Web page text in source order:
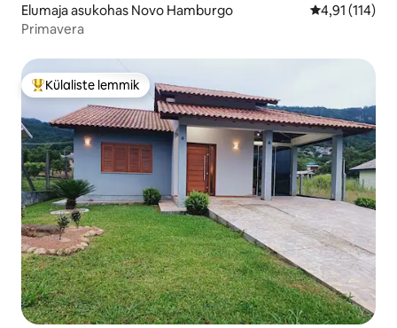
Elumaja asukohas Novo Hamburgo Keskmine
4,91 (114)
Primavera
Külaliste suur lemmik
Külaliste lemmik